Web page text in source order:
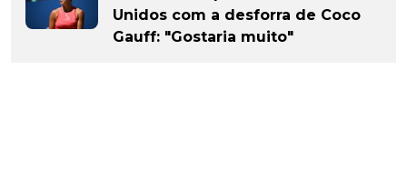
Unidos com a desforra de Coco
Gauff: "Gostaria muito"